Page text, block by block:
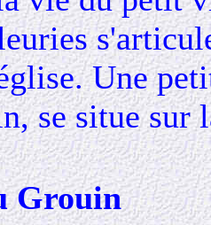
Une
se situe sur
Grouin